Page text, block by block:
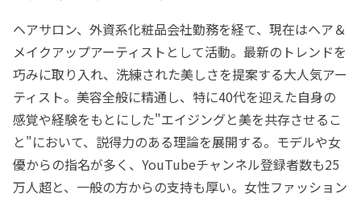
ヘアサロン、外資系化粧品会社勤務を経て、現在はヘア＆
メイクアップアーティストとして活動。最新のトレンドを
巧みに取り入れ、洗練された美しさを提案する大人気アー
ティスト。美容全般に精通し、特に40代を迎えた自身の
感覚や経験をもとにした"エイジングと美を共存させるこ
と"において、説得力のある理論を展開する。モデルや女
優からの指名が多く、YouTubeチャンネル登録者数も25
万人超と、一般の方からの支持も厚い。女性ファッション